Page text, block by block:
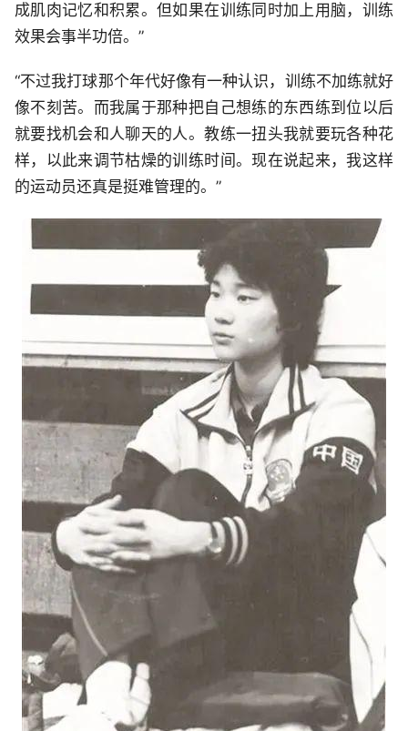
成肌肉记忆和积累。但如果在训练同时加上用脑，训练
效果会事半功倍。”
“不过我打球那个年代好像有一种认识，训练不加练就好
像不刻苦。而我属于那种把自己想练的东西练到位以后
就要找机会和人聊天的人。教练一扭头我就要玩各种花
样，以此来调节枯燥的训练时间。现在说起来，我这样
的运动员还真是挺难管理的。”